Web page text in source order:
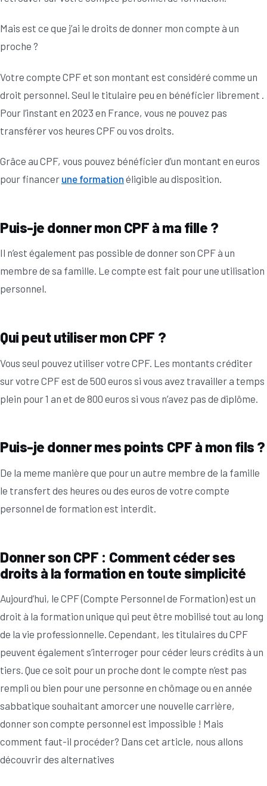
Mais est ce que j’ai le droits de donner mon compte à un
proche ?
Votre compte CPF et son montant est considéré comme un
droit personnel. Seul le titulaire peu en bénéficier librement .
Pour l’instant en 2023 en France, vous ne pouvez pas
transférer vos heures CPF ou vos droits.
Grâce au CPF, vous pouvez bénéficier d’un montant en euros
pour financer une formation éligible au disposition.
Puis-je donner mon CPF à ma fille ?
Il n’est également pas possible de donner son CPF à un
membre de sa famille. Le compte est fait pour une utilisation
personnel.
Qui peut utiliser mon CPF ?
Vous seul pouvez utiliser votre CPF. Les montants créditer
sur votre CPF est de 500 euros si vous avez travailler a temps
plein pour 1 an et de 800 euros si vous n’avez pas de diplôme.
Puis-je donner mes points CPF à mon fils ?
De la meme manière que pour un autre membre de la famille
le transfert des heures ou des euros de votre compte
personnel de formation est interdit.
Donner son CPF : Comment céder ses
droits à la formation en toute simplicité
Aujourd’hui, le CPF (Compte Personnel de Formation) est un
droit à la formation unique qui peut être mobilisé tout au long
de la vie professionnelle. Cependant, les titulaires du CPF
peuvent également s’interroger pour céder leurs crédits à un
tiers. Que ce soit pour un proche dont le compte n’est pas
rempli ou bien pour une personne en chômage ou en année
sabbatique souhaitant amorcer une nouvelle carrière,
donner son compte personnel est impossible ! Mais
comment faut-il procéder? Dans cet article, nous allons
découvrir des alternatives